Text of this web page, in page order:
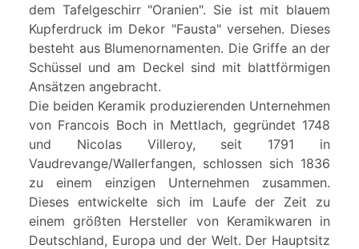
dem Tafelgeschirr "Oranien". Sie ist mit blauem
Kupferdruck im Dekor "Fausta" versehen. Dieses
besteht aus Blumenornamenten. Die Griffe an der
Schüssel und am Deckel sind mit blattförmigen
Ansätzen angebracht.
Die beiden Keramik produzierenden Unternehmen
von Francois Boch in Mettlach, gegründet 1748
und Nicolas Villeroy, seit 1791 in
Vaudrevange/Wallerfangen, schlossen sich 1836
zu einem einzigen Unternehmen zusammen.
Dieses entwickelte sich im Laufe der Zeit zu
einem größten Hersteller von Keramikwaren in
Deutschland, Europa und der Welt. Der Hauptsitz